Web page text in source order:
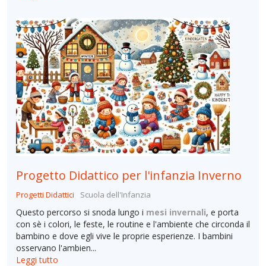
Progetto Didattico per l'infanzia Inverno
Progetti Didattici Scuola dell'Infanzia
Questo percorso si snoda lungo i mesi invernali, e porta
con sè i colori, le feste, le routine e l'ambiente che circonda il
bambino e dove egli vive le proprie esperienze. I bambini
osservano l'ambien...
Leggi tutto